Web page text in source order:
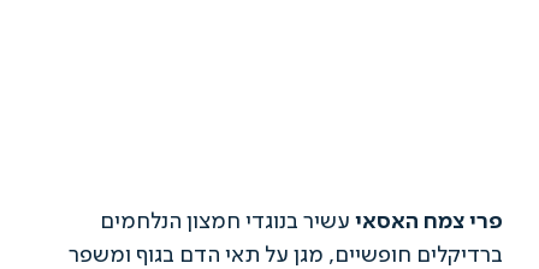
האסאיעשיר בנוגדי חמצון הנלחמים
חופשיים, מגן על תאי הדם בגוף ומשפר